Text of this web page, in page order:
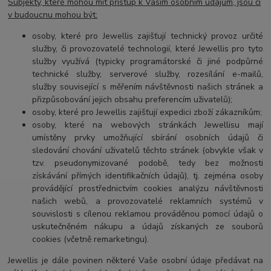
v budoucnu mohou být:
osoby, které pro Jewellis zajišťují technický provoz určité
služby, či provozovatelé technologií, které Jewellis pro tyto
služby využívá (typicky programátorské či jiné podpůrné
technické služby, serverové služby, rozesílání e-mailů,
služby související s měřením návštěvnosti našich stránek a
přizpůsobování jejich obsahu preferencím uživatelů);
osoby, které pro Jewellis zajišťují expedici zboží zákazníkům;
osoby, které na webových stránkách Jewellisu mají
umístěny prvky umožňující sbírání osobních údajů či
sledování chování uživatelů těchto stránek (obvykle však v
tzv. pseudonymizované podobě, tedy bez možnosti
získávání přímých identifikačních údajů), tj. zejména osoby
provádějící prostřednictvím cookies analýzu návštěvnosti
našich webů, a provozovatelé reklamních systémů v
souvislosti s cílenou reklamou prováděnou pomocí údajů o
uskutečněném nákupu a údajů získaných ze souborů
cookies (včetně remarketingu).
Jewellis je dále povinen některé Vaše osobní údaje předávat na